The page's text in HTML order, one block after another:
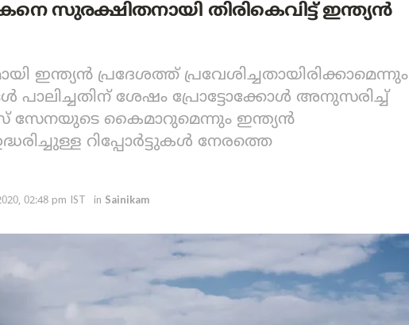
സുരക്ഷിതനായി തിരികെവിട്ട് ഇന്ത്യന്‍
ഇന്ത്യന്‍ പ്രദേശത്ത് പ്രവേശിച്ചതായിരിക്കാമെന്നും
പാലിച്ചതിന് ശേഷം പ്രോട്ടോക്കോള്‍ അനുസരിച്ച്‌
സേനയുടെ കൈമാറുമെന്നും ഇന്ത്യന്‍
റിപ്പോര്‍ട്ടുകള്‍ നേരത്തെ
02:48 pm IST in Sainikam